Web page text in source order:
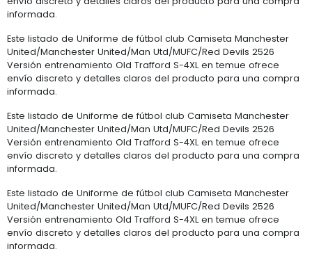
informada.
Este listado de Uniforme de fútbol club Camiseta Manchester
United/Manchester United/Man Utd/MUFC/Red Devils 2526
Versión entrenamiento Old Trafford S-4XL en temue ofrece
envío discreto y detalles claros del producto para una compra
informada.
Este listado de Uniforme de fútbol club Camiseta Manchester
United/Manchester United/Man Utd/MUFC/Red Devils 2526
Versión entrenamiento Old Trafford S-4XL en temue ofrece
envío discreto y detalles claros del producto para una compra
informada.
Este listado de Uniforme de fútbol club Camiseta Manchester
United/Manchester United/Man Utd/MUFC/Red Devils 2526
Versión entrenamiento Old Trafford S-4XL en temue ofrece
envío discreto y detalles claros del producto para una compra
informada.